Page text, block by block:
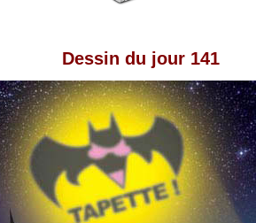
Dessin du jour 141